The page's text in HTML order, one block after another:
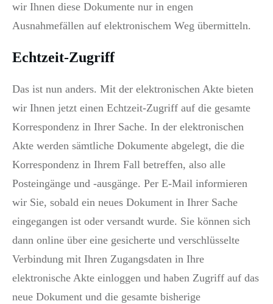
wir Ihnen diese Dokumente nur in engen
Ausnahmefällen auf elektronischem Weg übermitteln.
Echtzeit-Zugriff
Das ist nun anders. Mit der elektronischen Akte bieten
wir Ihnen jetzt einen Echtzeit-Zugriff auf die gesamte
Korrespondenz in Ihrer Sache. In der elektronischen
Akte werden sämtliche Dokumente abgelegt, die die
Korrespondenz in Ihrem Fall betreffen, also alle
Posteingänge und -ausgänge. Per E-Mail informieren
wir Sie, sobald ein neues Dokument in Ihrer Sache
eingegangen ist oder versandt wurde. Sie können sich
dann online über eine gesicherte und verschlüsselte
Verbindung mit Ihren Zugangsdaten in Ihre
elektronische Akte einloggen und haben Zugriff auf das
neue Dokument und die gesamte bisherige